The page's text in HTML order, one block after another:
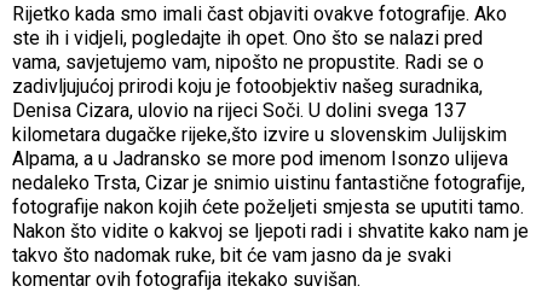
Rijetko kada smo imali čast objaviti ovakve fotografije. Ako
ste ih i vidjeli, pogledajte ih opet. Ono što se nalazi pred
vama, savjetujemo vam, nipošto ne propustite. Radi se o
zadivljujućoj prirodi koju je fotoobjektiv našeg suradnika,
Denisa Cizara, ulovio na rijeci Soči. U dolini svega 137
kilometara dugačke rijeke,što izvire u slovenskim Julijskim
Alpama, a u Jadransko se more pod imenom Isonzo ulijeva
nedaleko Trsta, Cizar je snimio uistinu fantastične fotografije,
fotografije nakon kojih ćete poželjeti smjesta se uputiti tamo.
Nakon što vidite o kakvoj se ljepoti radi i shvatite kako nam je
takvo što nadomak ruke, bit će vam jasno da je svaki
komentar ovih fotografija itekako suvišan.